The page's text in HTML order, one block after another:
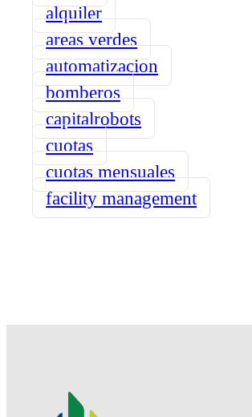
alquiler
areas verdes
automatizacion
bomberos
capitalrobots
cuotas
cuotas mensuales
facility management